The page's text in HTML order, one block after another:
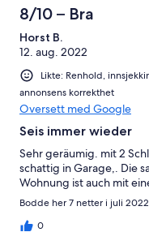
8/10 – Bra
Horst B.
12. aug. 2022
Likte: Renhold,
annonsens korrekthet
Oversett med Google
Seis immer wieder
Sehr geräumig. mit 2
schattig in Garage,. Die
Wohnung ist auch mit
Bodde her 7 netter i juli 2022
0